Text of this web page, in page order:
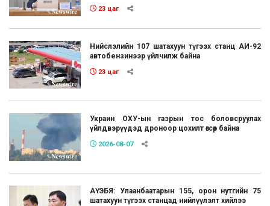
23 цаг
Нийслэлийн 107 шатахуун түгээх станц АИ-92
автобензинээр үйлчилж байна
23 цаг
Украин ОХУ-ын газрын тос боловсруулах
үйлдвэрүүдэд дроноор цохилт өгсөөр байна
2026-08-07
АҮЭБЯ: Улаанбаатарын 155, орон нутгийн 75
шатахуун түгээх станцад нийлүүлэлт хийлээ